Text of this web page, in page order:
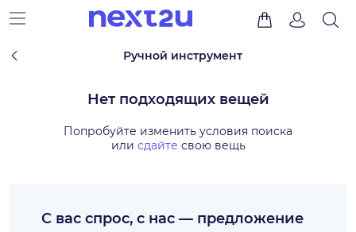
Ручной инструмент
Нет подходящих вещей
Попробуйте изменить условия поиска
или сдайте свою вещь
С вас спрос, с нас — предложение